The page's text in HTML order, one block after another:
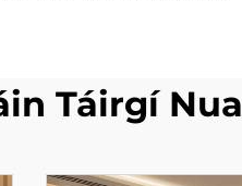
Táirgí Nua